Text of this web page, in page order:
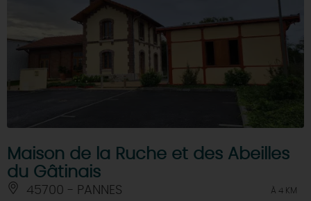
Maison de la Ruche et des Abeilles
du Gâtinais
45700 - PANNES À 4 KM